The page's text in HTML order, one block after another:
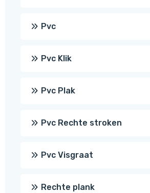
Pvc
Pvc Klik
Pvc Plak
Pvc Rechte stroken
Pvc Visgraat
Rechte plank